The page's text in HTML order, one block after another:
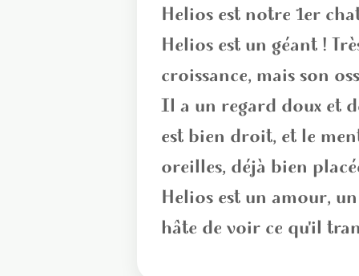
Helios est notre 1er
Helios est un géant !
croissance, mais son
Il a un regard doux et
est bien droit, et le
oreilles, déjà bien
Helios est un amour,
hâte de voir ce qu'il